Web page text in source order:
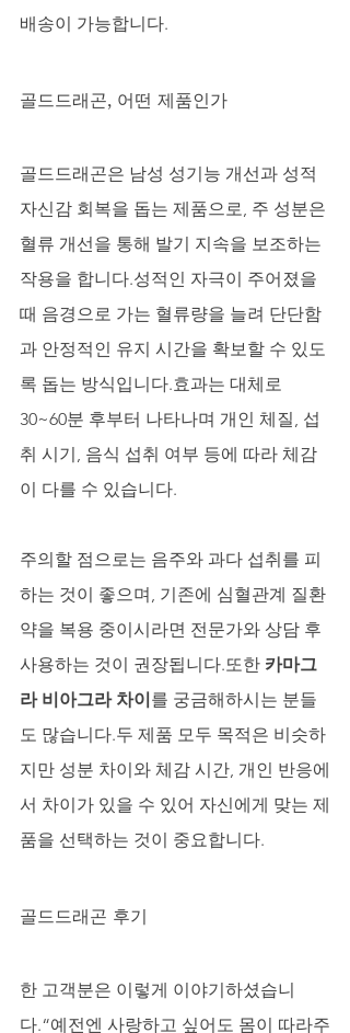
배송이 가능합니다.
골드드래곤, 어떤 제품인가
골드드래곤은 남성 성기능 개선과 성적
자신감 회복을 돕는 제품으로, 주 성분은
혈류 개선을 통해 발기 지속을 보조하는
작용을 합니다.성적인 자극이 주어졌을
때 음경으로 가는 혈류량을 늘려 단단함
과 안정적인 유지 시간을 확보할 수 있도
록 돕는 방식입니다.효과는 대체로
30~60분 후부터 나타나며 개인 체질, 섭
취 시기, 음식 섭취 여부 등에 따라 체감
이 다를 수 있습니다.
주의할 점으로는 음주와 과다 섭취를 피
하는 것이 좋으며, 기존에 심혈관계 질환
약을 복용 중이시라면 전문가와 상담 후
사용하는 것이 권장됩니다.또한 카마그
라 비아그라 차이를 궁금해하시는 분들
도 많습니다.두 제품 모두 목적은 비슷하
지만 성분 차이와 체감 시간, 개인 반응에
서 차이가 있을 수 있어 자신에게 맞는 제
품을 선택하는 것이 중요합니다.
골드드래곤 후기
한 고객분은 이렇게 이야기하셨습니
다.“예전엔 사랑하고 싶어도 몸이 따라주